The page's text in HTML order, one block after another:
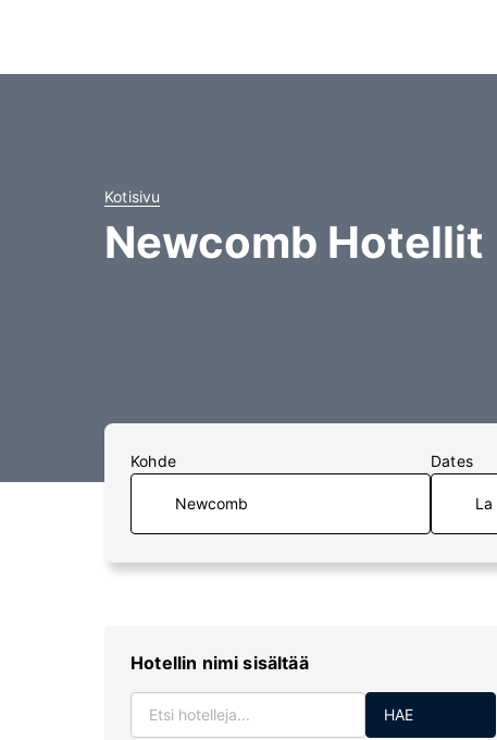
Kotisivu
Newcomb Hotellit
Kohde Dates
La
Hotellin nimi sisältää
HAE